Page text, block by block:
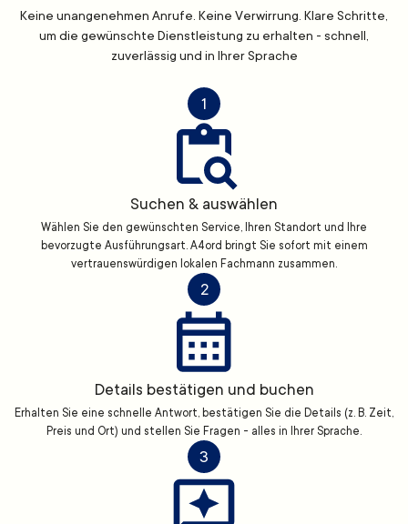
Keine unangenehmen Anrufe. Keine Verwirrung. Klare Schritte,
um die gewünschte Dienstleistung zu erhalten - schnell,
zuverlässig und in Ihrer Sprache
1
Suchen & auswählen
Wählen Sie den gewünschten Service, Ihren Standort und Ihre
bevorzugte Ausführungsart. A4ord bringt Sie sofort mit einem
vertrauenswürdigen lokalen Fachmann zusammen.
2
Details bestätigen und buchen
Erhalten Sie eine schnelle Antwort, bestätigen Sie die Details (z. B. Zeit,
Preis und Ort) und stellen Sie Fragen - alles in Ihrer Sprache.
3